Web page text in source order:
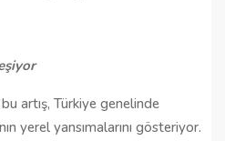
artış, Türkiye genelinde
yerel yansımalarını gösteriyor.